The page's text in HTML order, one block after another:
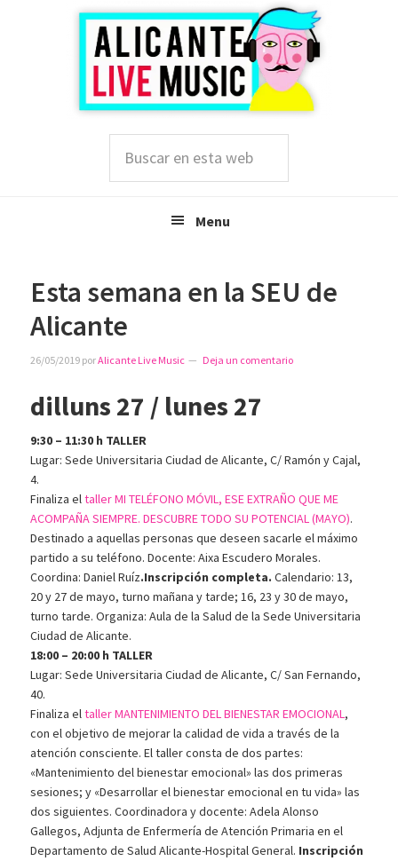
esta
Menu
Esta semana en la SEU de
Alicante
26/05/2019 porAlicante Live Music Deja un comentario
dilluns 27 / lunes 27
9:30 – 11:30 h TALLER
Lugar: Sede Universitaria Ciudad de Alicante, C/ Ramón y Cajal,
4.
Finaliza eltaller MI TELÉFONO MÓVIL, ESE EXTRAÑO QUE ME
ACOMPAÑA SIEMPRE. DESCUBRE TODO SU POTENCIAL (MAYO).
Destinado a aquellas personas que deseen sacarle el máximo
partido a su teléfono. Docente: Aixa Escudero Morales.
Coordina: Daniel Ruíz.Inscripción completa. Calendario: 13,
20 y 27 de mayo, turno mañana y tarde; 16, 23 y 30 de mayo,
turno tarde. Organiza: Aula de la Salud de la Sede Universitaria
Ciudad de Alicante.
18:00 – 20:00 h TALLER
Lugar: Sede Universitaria Ciudad de Alicante, C/ San Fernando,
40.
Finaliza eltaller MANTENIMIENTO DEL BIENESTAR EMOCIONAL,
con el objetivo de mejorar la calidad de vida a través de la
atención consciente. El taller consta de dos partes:
«Mantenimiento del bienestar emocional» las dos primeras
sesiones; y «Desarrollar el bienestar emocional en tu vida» las
dos siguientes. Coordinadora y docente: Adela Alonso
Gallegos, Adjunta de Enfermería de Atención Primaria en el
Departamento de Salud Alicante-Hospital General. Inscripción